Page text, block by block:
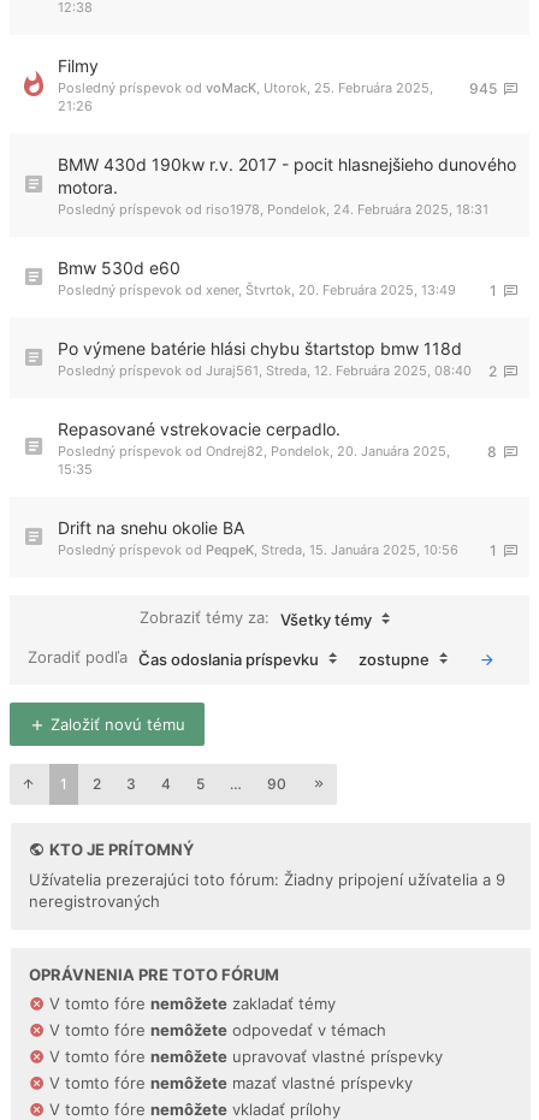
12:38
Filmy
945
Posledný príspevok od voMacK Utorok, 25. Februára 2025,
21:26
BMW 430d 190kw r.v. 2017 - pocit hlasnejšieho dunového
motora.
Posledný príspevok od riso1978 Pondelok, 24. Februára 2025, 18:31
Bmw 530d e60
1
Posledný príspevok od xener, Štvrtok, 20. Februára 2025, 13:49
Po výmene batérie hlási chybu štartstop bmw 118d
2
Posledný príspevok od Juraj561 Streda, 12. Februára 2025, 08:40
Repasované vstrekovacie cerpadlo.
8
Posledný príspevok od Ondrej82 Pondelok, 20. Januára 2025,
15:35
Drift na snehu okolie BA
1
Posledný príspevok od PeqpeK Streda, 15. Januára 2025, 10:56
Zobraziť témy za:
Všetky témy
Zoradiť podľa Čas odoslania príspevku zostupne
Založiť novú tému
1 2 3 4 5 … 90
KTO JE PRÍTOMNÝ
Užívatelia prezerajúci toto fórum: Žiadny pripojení užívatelia a 9
neregistrovaných
OPRÁVNENIA PRE TOTO FÓRUM
V tomto fóre nemôžete zakladať témy
V tomto fóre nemôžete odpovedať v témach
V tomto fóre nemôžete upravovať vlastné príspevky
V tomto fóre nemôžete mazať vlastné príspevky
V tomto fóre nemôžete vkladať prílohy